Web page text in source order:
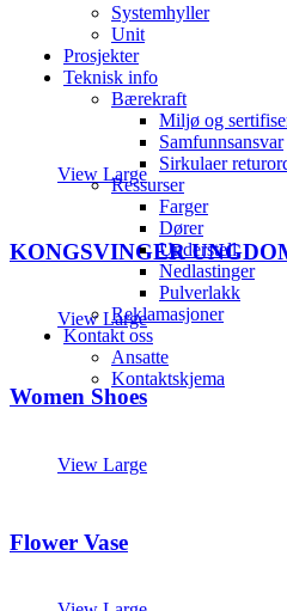
Systemhyller
Unit
Prosjekter
Teknisk info
Bærekraft
Miljø og
Samfunnsansvar
Sirkulaer
Ressurser
Farger
Dører
Understell
Nedlastinger
Pulverlakk
Reklamasjoner
Kontakt oss
Ansatte
Kontaktskjema
View Large
KONGSVINGER
View Large
Women Shoes
View Large
Flower Vase